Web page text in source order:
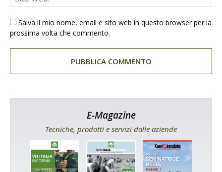
Salva il mio nome, email e sito web in questo browser per la
prossima volta che commento.
E-Magazine
Tecniche, prodotti e servizi dalle aziende